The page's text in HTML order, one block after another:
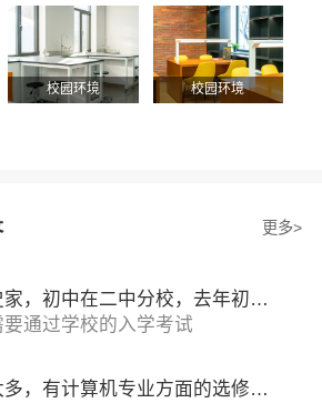
校园环境 校园环境
更多>
，初中在二中分校，去年初中
中9年级，今年6月底读完9年级
程序？
通过学校的入学考试
，有计算机专业方面的选修课